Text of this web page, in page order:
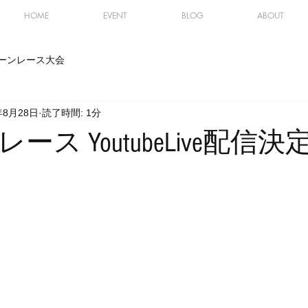
HOME EVENT BLOG ABOUT
ンレース大会
ース YoutubeLive配信決
月28日 読了時間: 1分